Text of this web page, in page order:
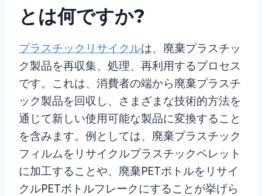
とは何ですか?
プラスチックリサイクルは、廃棄プラスチッ
ク製品を再収集、処理、再利用するプロセス
です。これは、消費者の端から廃棄プラスチ
ック製品を回収し、さまざまな技術的方法を
通じて新しい使用可能な製品に変換すること
を含みます。例としては、廃棄プラスチック
フィルムをリサイクルプラスチックペレット
に加工することや、廃棄PETボトルをリサイ
クルPETボトルフレークにすることが挙げら